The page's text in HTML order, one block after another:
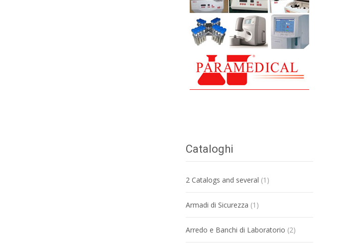
Cataloghi
2 Catalogs and several (1)
Armadi di Sicurezza (1)
Arredo e Banchi di Laboratorio (2)